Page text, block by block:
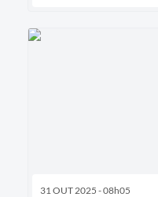
31 OUT 2025 - 08h05